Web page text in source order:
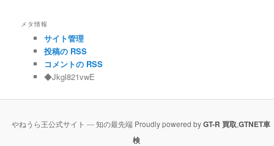
メタ情報
サイト管理
投稿の RSS
コメントの RSS
◆Jkgl821vwE
やねうら王公式サイト --- 知の最先端 Proudly powered byGT-R 買取,GTNET車
検